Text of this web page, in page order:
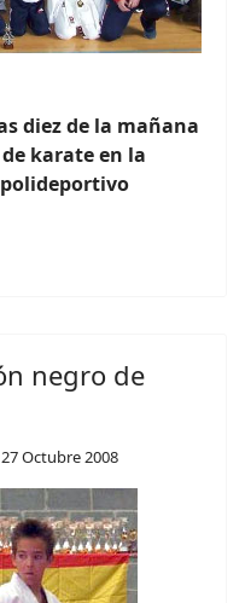
diez de la mañana
karate en la
negro de
27 Octubre 2008